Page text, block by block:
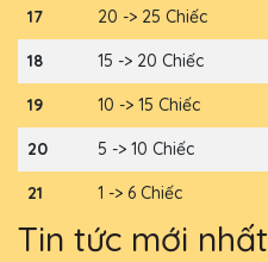
17 20 -> 25 Chiếc
18 15 -> 20 Chiếc
19 10 -> 15 Chiếc
20 5 -> 10 Chiếc
21 1 -> 6 Chiếc
Tin tức mới nhất